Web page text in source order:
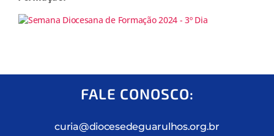
FALE CONOSCO:
curia@diocesedeguarulhos.org.br